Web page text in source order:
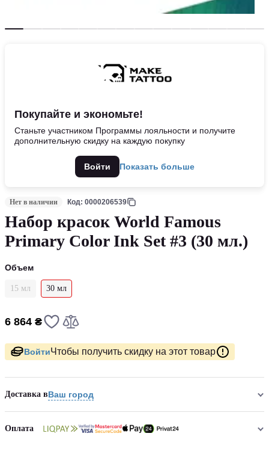
Покупайте и экономьте!
Станьте участником Программы лояльности и получите
дополнительную скидку на каждую покупку
Войти Показать больше
Нет в наличии Код: 0000206539
Набор красок World Famous
Primary Color Ink Set #3 (30 мл.)
Объем
15 мл 30 мл
6 864 ₴
ВойтиЧтобы получить скидку на этот товар
Доставка вВаш город
Оплата